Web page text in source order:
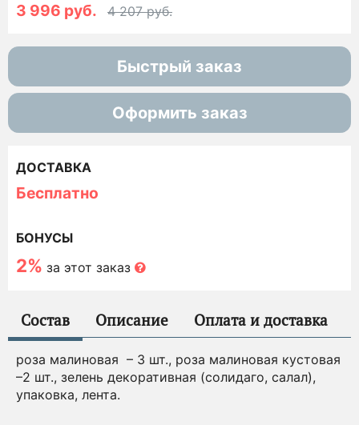
3 996 руб. 4 207 руб.
Быстрый заказ
Оформить заказ
ДОСТАВКА
Бесплатно
БОНУСЫ
2% за этот заказ
Состав Описание Оплата и доставка
роза малиновая – 3 шт., роза малиновая кустовая
–2 шт., зелень декоративная (солидаго, салал),
упаковка, лента.